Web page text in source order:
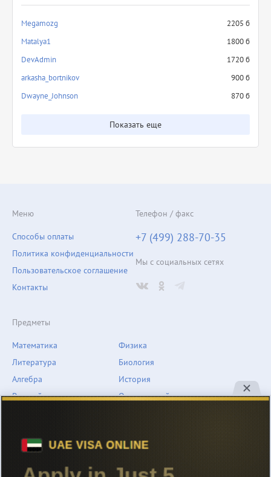
Megamozg
2205 б
Matalya1
1800 б
DevAdmin
1720 б
arkasha_bortnikov
900 б
Dwayne_Johnson
870 б
Показать еще
Предметы
Математика
Литература
Алгебра
Русский язык
Физика
Биология
История
Окружающий мир
Обществознание
Музыка
Меню
Способы оплаты
Политика конфиденциальности
Пользовательское соглашение
Контакты
Телефон / факс
+7 (499) 288-70-35
Мы с социальных сетях